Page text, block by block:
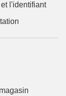
l'identifiant